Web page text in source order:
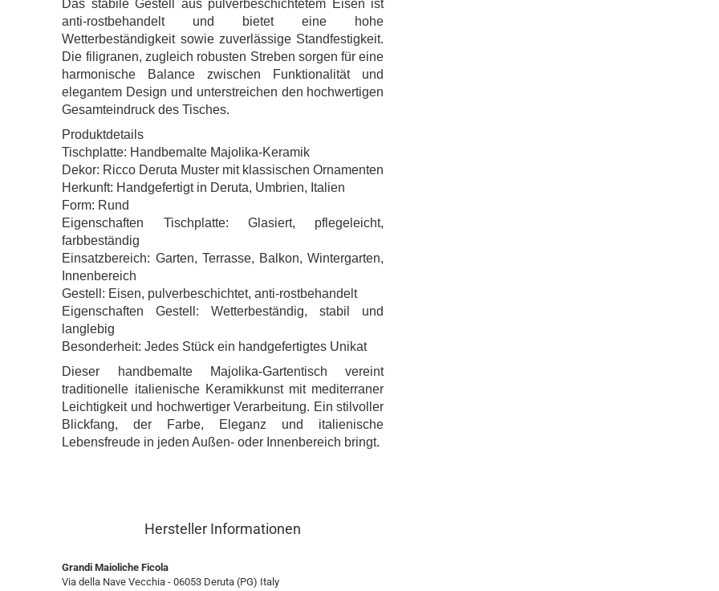
Das stabile Gestell aus pulverbeschichtetem Eisen ist
anti-rostbehandelt und bietet eine hohe
Wetterbeständigkeit sowie zuverlässige Standfestigkeit.
Die filigranen, zugleich robusten Streben sorgen für eine
harmonische Balance zwischen Funktionalität und
elegantem Design und unterstreichen den hochwertigen
Gesamteindruck des Tisches.
Produktdetails
Tischplatte: Handbemalte Majolika-Keramik
Dekor: Ricco Deruta Muster mit klassischen Ornamenten
Herkunft: Handgefertigt in Deruta, Umbrien, Italien
Form: Rund
Eigenschaften Tischplatte: Glasiert, pflegeleicht,
farbbeständig
Einsatzbereich: Garten, Terrasse, Balkon, Wintergarten,
Innenbereich
Gestell: Eisen, pulverbeschichtet, anti-rostbehandelt
Eigenschaften Gestell: Wetterbeständig, stabil und
langlebig
Besonderheit: Jedes Stück ein handgefertigtes Unikat
Dieser handbemalte Majolika-Gartentisch vereint
traditionelle italienische Keramikkunst mit mediterraner
Leichtigkeit und hochwertiger Verarbeitung. Ein stilvoller
Blickfang, der Farbe, Eleganz und italienische
Lebensfreude in jeden Außen- oder Innenbereich bringt.
Hersteller Informationen
Grandi Maioliche Ficola
Via della Nave Vecchia - 06053 Deruta (PG) Italy